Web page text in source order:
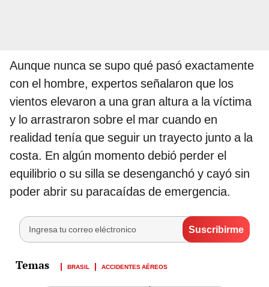
Aunque nunca se supo qué pasó exactamente
con el hombre, expertos señalaron que los
vientos elevaron a una gran altura a la víctima
y lo arrastraron sobre el mar cuando en
realidad tenía que seguir un trayecto junto a la
costa. En algún momento debió perder el
equilibrio o su silla se desenganchó y cayó sin
poder abrir su paracaídas de emergencia.
BRASIL ACCIDENTES AÉREOS